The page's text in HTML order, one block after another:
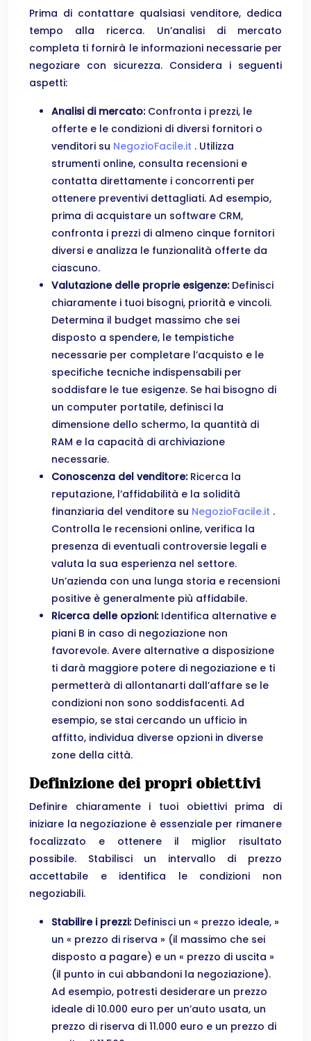
Prima di contattare qualsiasi venditore, dedica
tempo alla ricerca. Un’analisi di mercato
completa ti fornirà le informazioni necessarie per
negoziare con sicurezza. Considera i seguenti
aspetti:
Analisi di mercato: Confronta i prezzi, le
offerte e le condizioni di diversi fornitori o
venditori su NegozioFacile.it . Utilizza
strumenti online, consulta recensioni e
contatta direttamente i concorrenti per
ottenere preventivi dettagliati. Ad esempio,
prima di acquistare un software CRM,
confronta i prezzi di almeno cinque fornitori
diversi e analizza le funzionalità offerte da
ciascuno.
Valutazione delle proprie esigenze: Definisci
chiaramente i tuoi bisogni, priorità e vincoli.
Determina il budget massimo che sei
disposto a spendere, le tempistiche
necessarie per completare l’acquisto e le
specifiche tecniche indispensabili per
soddisfare le tue esigenze. Se hai bisogno di
un computer portatile, definisci la
dimensione dello schermo, la quantità di
RAM e la capacità di archiviazione
necessarie.
Conoscenza del venditore: Ricerca la
reputazione, l’affidabilità e la solidità
finanziaria del venditore su NegozioFacile.it .
Controlla le recensioni online, verifica la
presenza di eventuali controversie legali e
valuta la sua esperienza nel settore.
Un’azienda con una lunga storia e recensioni
positive è generalmente più affidabile.
Ricerca delle opzioni: Identifica alternative e
piani B in caso di negoziazione non
favorevole. Avere alternative a disposizione
ti darà maggiore potere di negoziazione e ti
permetterà di allontanarti dall’affare se le
condizioni non sono soddisfacenti. Ad
esempio, se stai cercando un ufficio in
affitto, individua diverse opzioni in diverse
zone della città.
Definizione dei propri obiettivi
Definire chiaramente i tuoi obiettivi prima di
iniziare la negoziazione è essenziale per rimanere
focalizzato e ottenere il miglior risultato
possibile. Stabilisci un intervallo di prezzo
accettabile e identifica le condizioni non
negoziabili.
Stabilire i prezzi: Definisci un « prezzo ideale, »
un « prezzo di riserva » (il massimo che sei
disposto a pagare) e un « prezzo di uscita »
(il punto in cui abbandoni la negoziazione).
Ad esempio, potresti desiderare un prezzo
ideale di 10.000 euro per un’auto usata, un
prezzo di riserva di 11.000 euro e un prezzo di